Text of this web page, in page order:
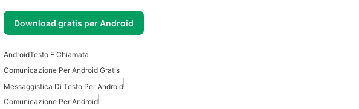
Download gratis per Android
AndroidTesto E Chiamata
Comunicazione Per Android Gratis
Messaggistica Di Testo Per Android
Comunicazione Per Android